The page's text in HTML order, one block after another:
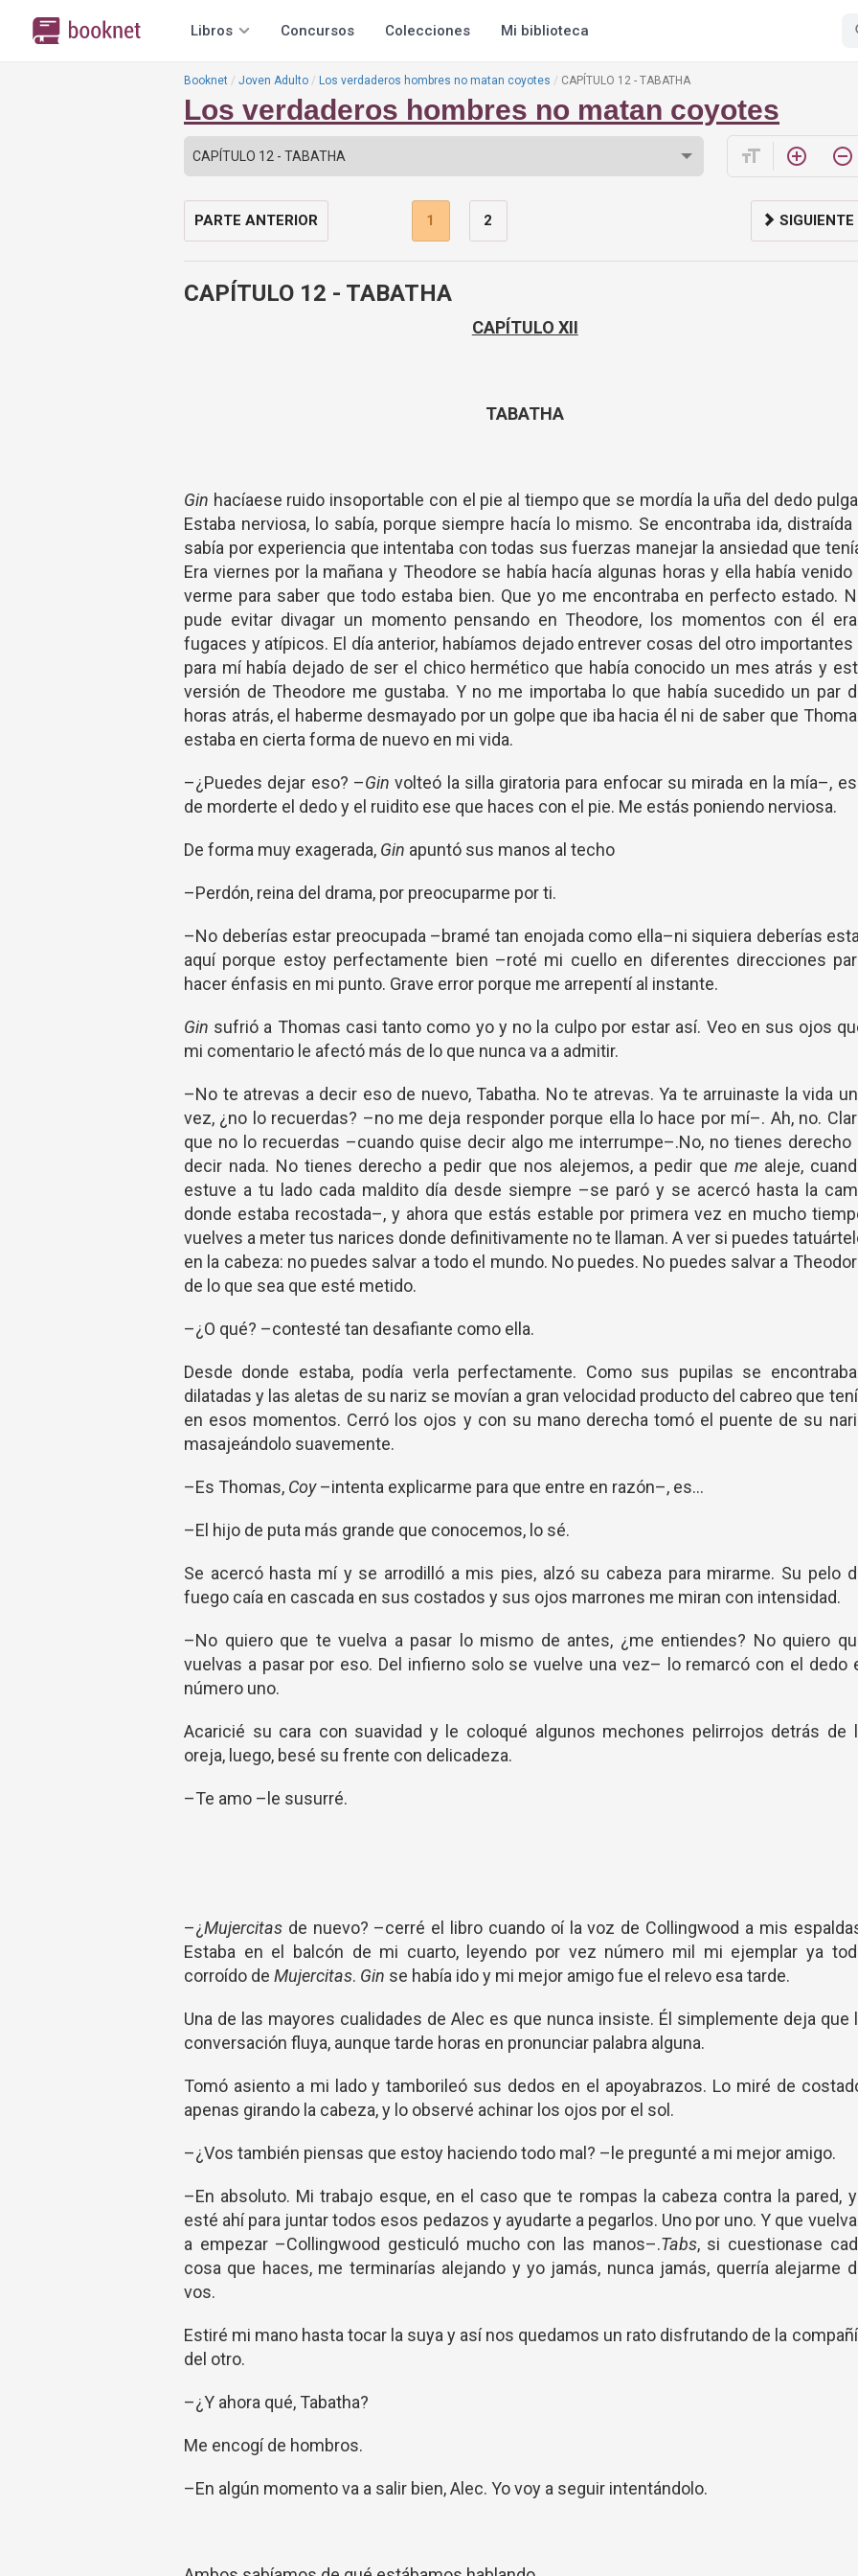
Libros Concursos Colecciones Mi biblioteca
Booknet Joven Adulto Los verdaderos hombres no matan coyotes CAPÍTULO 12 - TABATHA
Los verdaderos hombres no matan coyotes
format_size add_circle_outline remove_circle_outline
PARTE ANTERIOR 1 2 SIGUIENTE
CAPÍTULO 12 - TABATHA
CAPÍTULO XII
TABATHA
Gin hacíaese ruido insoportable con el pie al tiempo que se mordía la uña del dedo
Estaba nerviosa, lo sabía, porque siempre hacía lo mismo. Se encontraba ida, distraída
sabía por experiencia que intentaba con todas sus fuerzas manejar la ansiedad que
Era viernes por la mañana y Theodore se había hacía algunas horas y ella había venido
verme para saber que todo estaba bien. Que yo me encontraba en perfecto estado.
pude evitar divagar un momento pensando en Theodore, los momentos con él
fugaces y atípicos. El día anterior, habíamos dejado entrever cosas del otro importantes
para mí había dejado de ser el chico hermético que había conocido un mes atrás y
versión de Theodore me gustaba. Y no me importaba lo que había sucedido un par
horas atrás, el haberme desmayado por un golpe que iba hacia él ni de saber que
estaba en cierta forma de nuevo en mi vida.
–¿Puedes dejar eso? –Gin volteó la silla giratoria para enfocar su mirada en la mía–,
de morderte el dedo y el ruidito ese que haces con el pie. Me estás poniendo nerviosa.
De forma muy exagerada, Gin apuntó sus manos al techo
–Perdón, reina del drama, por preocuparme por ti.
–No deberías estar preocupada –bramé tan enojada como ella–ni siquiera deberías
aquí porque estoy perfectamente bien –roté mi cuello en diferentes direcciones
hacer énfasis en mi punto. Grave error porque me arrepentí al instante.
Gin sufrió a Thomas casi tanto como yo y no la culpo por estar así. Veo en sus ojos
mi comentario le afectó más de lo que nunca va a admitir.
–No te atrevas a decir eso de nuevo, Tabatha. No te atrevas. Ya te arruinaste la vida
vez, ¿no lo recuerdas? –no me deja responder porque ella lo hace por mí–. Ah, no.
que no lo recuerdas –cuando quise decir algo me interrumpe–.No, no tienes derecho
decir nada. No tienes derecho a pedir que nos alejemos, a pedir que mealeje,
estuve a tu lado cada maldito día desde siempre –se paró y se acercó hasta la
donde estaba recostada–, y ahora que estás estable por primera vez en mucho
vuelves a meter tus narices donde definitivamente no te llaman. A ver si puedes
en la cabeza: no puedes salvar a todo el mundo. No puedes. No puedes salvar a
de lo que sea que esté metido.
–¿O qué? –contesté tan desafiante como ella.
Desde donde estaba, podía verla perfectamente. Como sus pupilas se
dilatadas y las aletas de su nariz se movían a gran velocidad producto del cabreo que
en esos momentos. Cerró los ojos y con su mano derecha tomó el puente de su
masajeándolo suavemente.
–Es Thomas, Coy–intenta explicarme para que entre en razón–, es…
–El hijo de puta más grande que conocemos, lo sé.
Se acercó hasta mí y se arrodilló a mis pies, alzó su cabeza para mirarme. Su pelo
fuego caía en cascada en sus costados y sus ojos marrones me miran con intensidad.
–No quiero que te vuelva a pasar lo mismo de antes, ¿me entiendes? No quiero
vuelvas a pasar por eso. Del infierno solo se vuelve una vez– lo remarcó con el dedo
número uno.
Acaricié su cara con suavidad y le coloqué algunos mechones pelirrojos detrás de
oreja, luego, besé su frente con delicadeza.
–Te amo –le susurré.
–¿Mujercitas de nuevo? –cerré el libro cuando oí la voz de Collingwood a mis
Estaba en el balcón de mi cuarto, leyendo por vez número mil mi ejemplar ya
corroído de Mujercitas. Gin se había ido y mi mejor amigo fue el relevo esa tarde.
Una de las mayores cualidades de Alec es que nunca insiste. Él simplemente deja que
conversación fluya, aunque tarde horas en pronunciar palabra alguna.
Tomó asiento a mi lado y tamborileó sus dedos en el apoyabrazos. Lo miré de
apenas girando la cabeza, y lo observé achinar los ojos por el sol.
–¿Vos también piensas que estoy haciendo todo mal? –le pregunté a mi mejor amigo.
–En absoluto. Mi trabajo esque, en el caso que te rompas la cabeza contra la pared,
esté ahí para juntar todos esos pedazos y ayudarte a pegarlos. Uno por uno. Y que
a empezar –Collingwood gesticuló mucho con las manos–.Tabs, si cuestionase
cosa que haces, me terminarías alejando y yo jamás, nunca jamás, querría alejarme
vos.
Estiré mi mano hasta tocar la suya y así nos quedamos un rato disfrutando de la
del otro.
–¿Y ahora qué, Tabatha?
Me encogí de hombros.
–En algún momento va a salir bien, Alec. Yo voy a seguir intentándolo.